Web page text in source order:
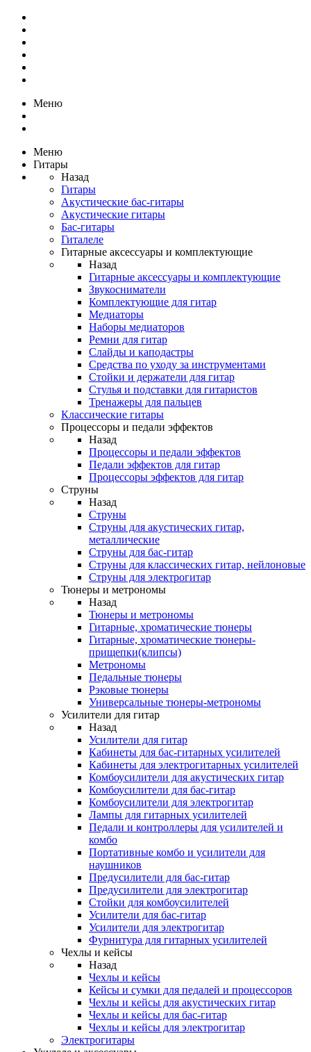
Меню
Меню
Гитары
Назад
Гитары
Акустические бас-гитары
Акустические гитары
Бас-гитары
Гиталеле
Гитарные аксессуары и комплектующие
Назад
Гитарные аксессуары и комплектующие
Звукосниматели
Комплектующие для гитар
Медиаторы
Наборы медиаторов
Ремни для гитар
Слайды и каподастры
Средства по уходу за инструментами
Стойки и держатели для гитар
Стулья и подставки для гитаристов
Тренажеры для пальцев
Классические гитары
Процессоры и педали эффектов
Назад
Процессоры и педали эффектов
Педали эффектов для гитар
Процессоры эффектов для гитар
Струны
Назад
Струны
Струны для акустических гитар,
металлические
Струны для бас-гитар
Струны для классических гитар, нейлоновые
Струны для электрогитар
Тюнеры и метрономы
Назад
Тюнеры и метрономы
Гитарные, хроматические тюнеры
Гитарные, хроматические тюнеры-
прищепки(клипсы)
Метрономы
Педальные тюнеры
Рэковые тюнеры
Универсальные тюнеры-метрономы
Усилители для гитар
Назад
Усилители для гитар
Кабинеты для бас-гитарных усилителей
Кабинеты для электрогитарных усилителей
Комбоусилители для акустических гитар
Комбоусилители для бас-гитар
Комбоусилители для электрогитар
Лампы для гитарных усилителей
Педали и контроллеры для усилителей и
комбо
Портативные комбо и усилители для
наушников
Предусилители для бас-гитар
Предусилители для электрогитар
Стойки для комбоусилителей
Усилители для бас-гитар
Усилители для электрогитар
Фурнитура для гитарных усилителей
Чехлы и кейсы
Назад
Чехлы и кейсы
Кейсы и сумки для педалей и процессоров
Чехлы и кейсы для акустических гитар
Чехлы и кейсы для бас-гитар
Чехлы и кейсы для электрогитар
Электрогитары